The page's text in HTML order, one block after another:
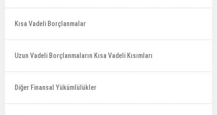
Kısa Vadeli Borçlanmalar
Uzun Vadeli Borçlanmaların Kısa Vadeli Kısımları
Diğer Finansal Yükümlülükler